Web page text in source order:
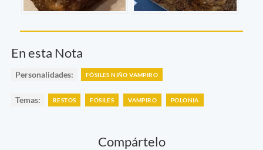
En esta Nota
Personalidades: FÓSILES NIÑO VAMPIRO
Temas: RESTOS FÓSILES VAMPIRO POLONIA
Compártelo